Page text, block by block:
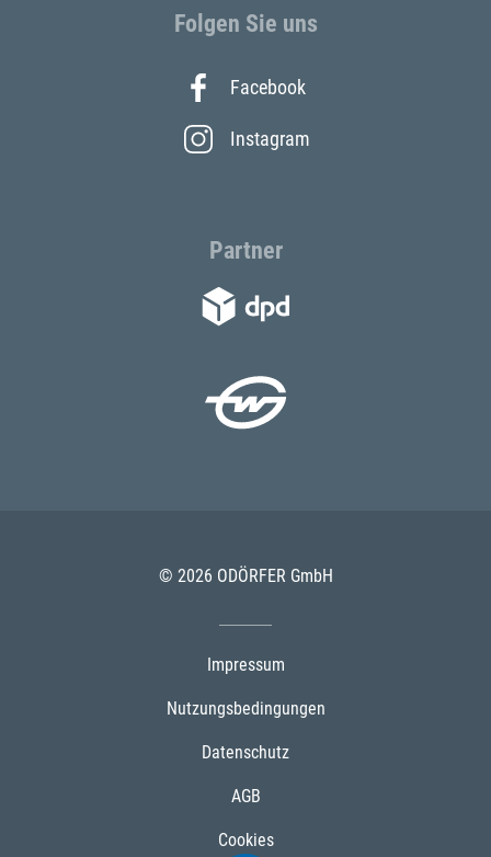
Folgen Sie uns
Facebook
Instagram
Partner
© 2026 ODÖRFER GmbH
Impressum
Nutzungsbedingungen
Datenschutz
AGB
Cookies